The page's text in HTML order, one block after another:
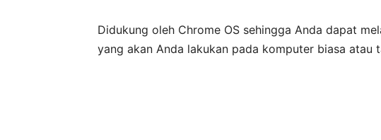
Didukung oleh Chrome OS sehingga Anda dapat
yang akan Anda lakukan pada komputer biasa atau